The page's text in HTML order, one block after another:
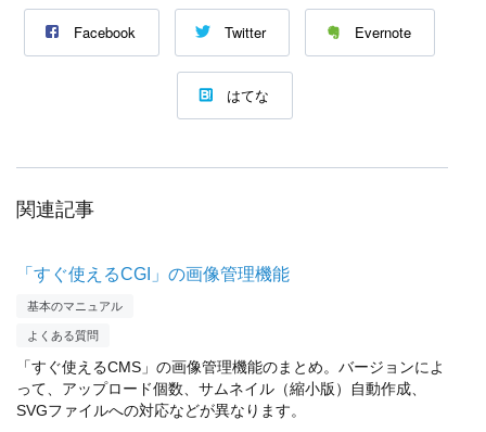
Facebook Twitter Evernote
はてな
関連記事
「すぐ使えるCGI」の画像管理機能
基本のマニュアル
よくある質問
「すぐ使えるCMS」の画像管理機能のまとめ。バージョンによ
って、アップロード個数、サムネイル（縮小版）自動作成、
SVGファイルへの対応などが異なります。